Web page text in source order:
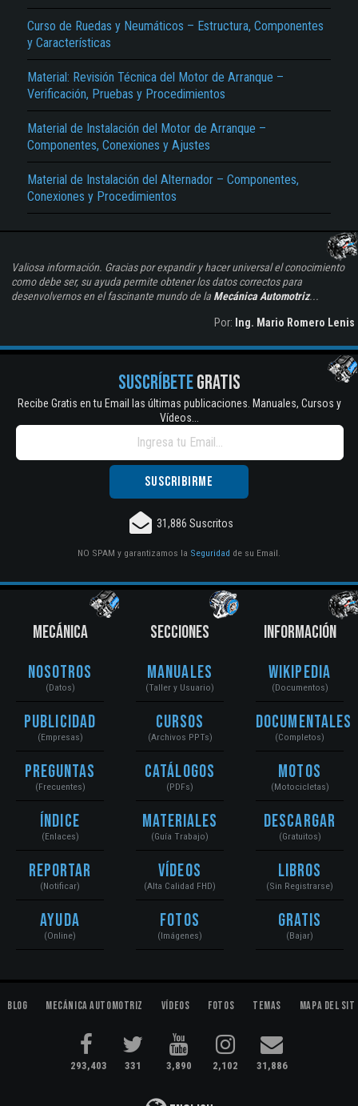
Curso de Ruedas y Neumáticos – Estructura, Componentes
y Características
Material: Revisión Técnica del Motor de Arranque –
Verificación, Pruebas y Procedimientos
Material de Instalación del Motor de Arranque –
Componentes, Conexiones y Ajustes
Material de Instalación del Alternador – Componentes,
Conexiones y Procedimientos
Valiosa información. Gracias por expandir y hacer universal el conocimiento
como debe ser, su ayuda permite obtener los datos correctos para
desenvolvernos en el fascinante mundo de la Mecánica Automotriz...
Por: Ing. Mario Romero Lenis
SUSCRÍBETEGRATIS
Recibe Gratis en tu Email las últimas publicaciones. Manuales, Cursos y
Vídeos...
31,886 Suscritos
NO SPAM y garantizamos la Seguridad de su Email.
MECÁNICA
Nosotros
(Datos)
Publicidad
(Empresas)
Preguntas
(Frecuentes)
Índice
(Enlaces)
Reportar
(Notificar)
Ayuda
(Online)
SECCIONES
Manuales
(Taller y Usuario)
Cursos
(Archivos PPTs)
Catálogos
(PDFs)
Materiales
(Guía Trabajo)
Vídeos
(Alta Calidad FHD)
Fotos
(Imágenes)
INFORMACIÓN
Wikipedia
(Documentos)
Documentales
(Completos)
Motos
(Motocicletas)
Descargar
(Gratuitos)
Libros
(Sin Registrarse)
Gratis
(Bajar)
Blog Mecánica Automotriz Vídeos Fotos Temas Mapa del
293,403 331 3,890 2,102 31,886